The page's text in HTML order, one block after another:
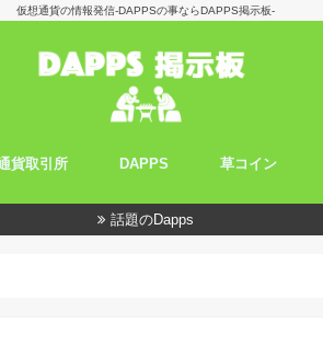
仮想通貨の情報発信-DAPPSの事ならDAPPS掲示板-
貨取引所
覧
取引所の選び方
り扱い銘柄
のしやすさ
け
DAPPS
ブロックチェーンの基本
草コイン
話題のDapps